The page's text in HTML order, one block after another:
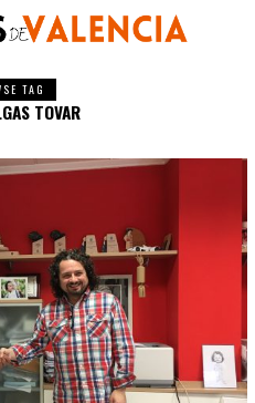
TAG
TOVAR